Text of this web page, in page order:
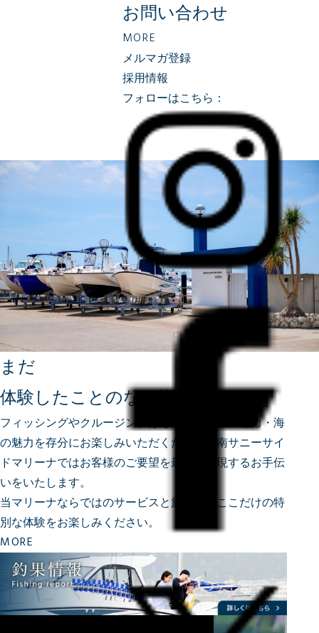
お問い合わせ
MORE
メルマガ登録
採用情報
フォローはこちら：
まだ
体験したことのない海へ
フィッシングやクルージングはもちろん、船の魅力・海
の魅力を存分にお楽しみいただくため、
湘南サニーサイ
ドマリーナではお客様のご要望を最大限実現するお手伝
いをいたします。
当マリーナならではのサービスと施設で、ここだけの特
別な体験をお楽しみください。
MORE